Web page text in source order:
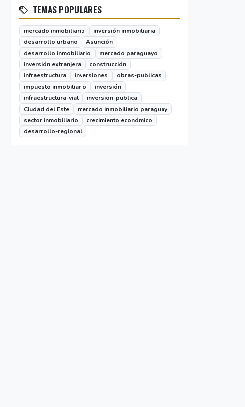
TEMAS POPULARES
mercado inmobiliario
inversión inmobiliaria
desarrollo urbano
Asunción
desarrollo inmobiliario
mercado paraguayo
inversión extranjera
construcción
infraestructura
inversiones
obras-publicas
impuesto inmobiliario
inversión
infraestructura-vial
inversion-publica
Ciudad del Este
mercado inmobiliario paraguay
sector inmobiliario
crecimiento económico
desarrollo-regional